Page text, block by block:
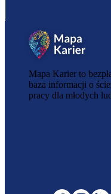
Mapa Karier to
baza informacji o
pracy dla młodych